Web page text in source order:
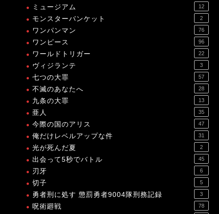
ミュージアム 12
モンスターバンケット 2
ワンパンマン 76
ワンピース 96
ワールドトリガー 22
ヴィジランテ 3
七つの大罪 57
不滅のあなたへ 28
九条の大罪 13
亜人 35
今際の国のアリス 47
俺だけレベルアップな件 31
光が死んだ夏 2
出会って5秒でバトル 45
刃牙 6
切子 5
勇者刑に処す 懲罰勇者9004隊刑務記録 3
呪術廻戦 78